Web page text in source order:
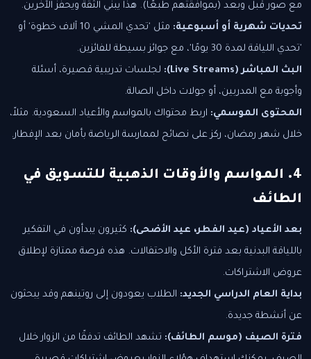
مع صور قبل وبعد (بموافقتهم طبعًا). هذا يبني الثقة ويحفز الآخرين.
تحديات شهرية أو أسبوعية:
مثل 'تحدي المشي 10 آلاف خطوة' أو
'تحدي اللياقة لمدة 30 يومًا'، مع جوائز بسيطة للفائزين.
البث المباشر (Live Streams):
لجلسات تدريبية قصيرة، أسئلة
وأجوبة مع المدربين، أو جولات داخل الصالة.
المحتوى الموسمي: اربط محتواك بالمواسم والأعياد السعودية. مثلاً،
خلال شهر رمضان، ركز على نصائح لممارسة الرياضة بأمان بعد الإفطار.
4. المواسم والأوقات الذهبية للتسويق في
الطائف
بعد الأعياد (عيد الفطر، عيد الأضحى): كثيرون يبدأون في التفكير
باللياقة البدنية بعد فترة الأكل والاحتفالات. هذه فرصة ممتازة لإطلاق
عروض الاشتراكات.
بداية العام الدراسي الجديد: الطلاب يعودون إلى روتينهم وقد يبحثون
عن أنشطة جديدة.
فترة الصيف (موسم الطائف): تشهد الطائف تدفقًا من الزوار خلال